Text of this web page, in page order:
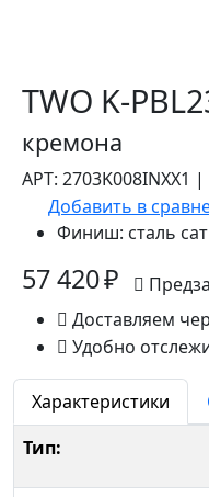
TWO K-
кремона
АРТ: 2703K008INXX1 |
Добавить в
Финиш: сталь
57 420 ₽
Доставляем
Удобно
Характеристики
Тип: